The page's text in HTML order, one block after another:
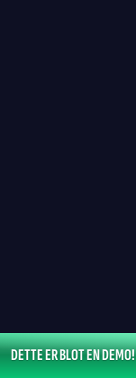
DETTE ER BLOT EN DEMO!